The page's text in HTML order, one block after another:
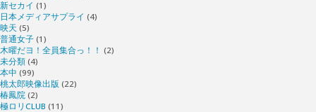
新セカイ (1)
日本メディアサプライ (4)
映天 (5)
普通女子 (1)
木曜だヨ！全員集合っ！！ (2)
未分類 (4)
本中 (99)
桃太郎映像出版 (22)
椿鳳院 (2)
極ロリCLUB (11)